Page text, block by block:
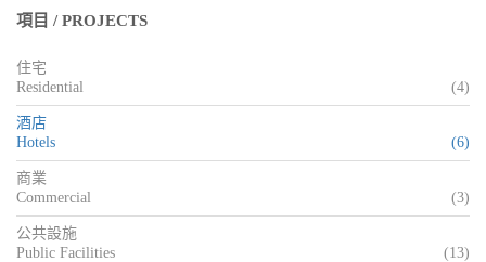
項目 / PROJECTS
住宅
Residential
(4)
酒店
Hotels
(6)
商業
Commercial
(3)
公共設施
Public Facilities
(13)